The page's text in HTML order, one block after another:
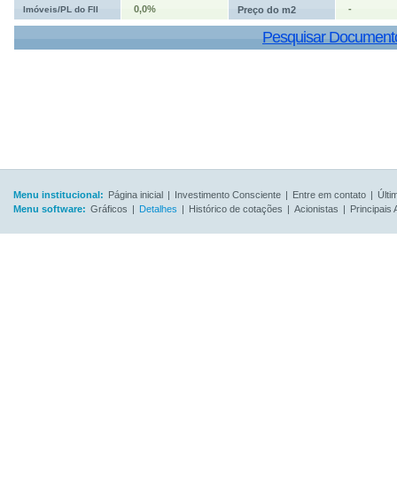
Imóveis/PL do FII 0,0% Preço do m2 -
Pesquisar
Menu institucional: Página inicial | Investimento Consciente | Entre em contato |
Menu software: Gráficos | Detalhes | Histórico de cotações | Acionistas | Principais